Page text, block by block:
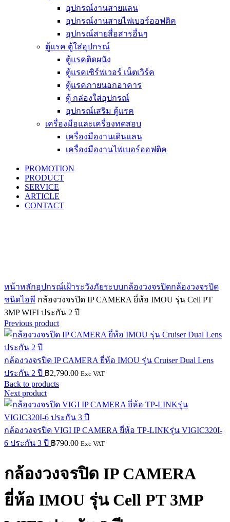
อุปกรณ์งานสายแลน
อุปกรณ์งานสายไฟเบอร์ออฟติค
อุปกรณ์สายสื่อสารอื่นๆ
ตู้แรค ตู้ใส่อุปกรณ์
ตู้แรคติดผนัง
ตู้แรคเซิร์ฟเวอร์ เน็ตเวิร์ค
ตู้แรคภายนอกอาคาร
ตู้ กล่องใส่อุปกรณ์
อุปกรณ์เสริม ตู้แรค
เครื่องมือและเครื่องทดสอบ
เครื่องมืองานเดินแลน
เครื่องมืองานไฟเบอร์ออฟติค
PROMOTION
PRODUCT
SERVICE
ARTICLE
CONTACT
หน้าหลักอุปกรณ์เฝ้าระวังภัยระบบกล้องวงจรปิดกล้องวงจรปิด
ชนิดไอพี กล้องวงจรปิด IP CAMERA ยี่ห้อ IMOU รุ่น Cell PT
3MP WIFI ประกัน 2 ปี
Previous product
กล้องวงจรปิด IP CAMERA ยี่ห้อ IMOU รุ่น Cruiser Dual Lens
ประกัน 2 ปี ฿2,790.00 Exc VAT
Back to products
Next product
กล้องวงจรปิด VIGI IP CAMERA ยี่ห้อ TP-LINKรุ่น VIGIC320I-
6 ประกัน 3 ปี ฿790.00 Exc VAT
กล้องวงจรปิด IP CAMERA
ยี่ห้อ IMOU รุ่น Cell PT 3MP